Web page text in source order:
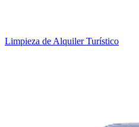
Limpieza de Alquiler Turístico